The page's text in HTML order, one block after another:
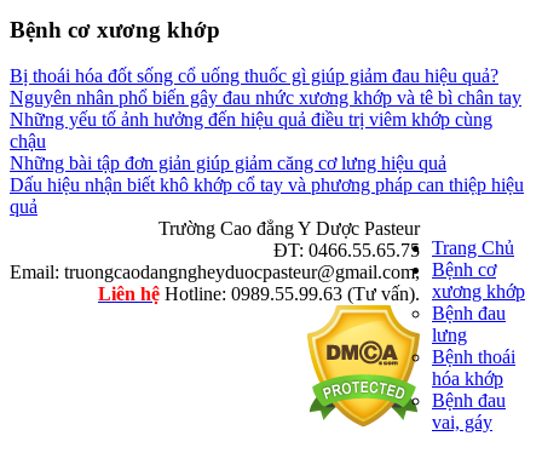
Bệnh cơ xương khớp
Bị thoái hóa đốt sống cổ uống thuốc gì giúp giảm đau hiệu quả?
Nguyên nhân phổ biến gây đau nhức xương khớp và tê bì chân tay
Những yếu tố ảnh hưởng đến hiệu quả điều trị viêm khớp cùng
chậu
Những bài tập đơn giản giúp giảm căng cơ lưng hiệu quả
Dấu hiệu nhận biết khô khớp cổ tay và phương pháp can thiệp hiệu
quả
Trường Cao đẳng Y Dược Pasteur
ĐT: 0466.55.65.75
Email: truongcaodangngheyduocpasteur@gmail.com,
Liên hệ Hotline: 0989.55.99.63 (Tư vấn).
Trang Chủ
Bệnh cơ
xương khớp
Bệnh đau
lưng
Bệnh thoái
hóa khớp
Bệnh đau
vai, gáy